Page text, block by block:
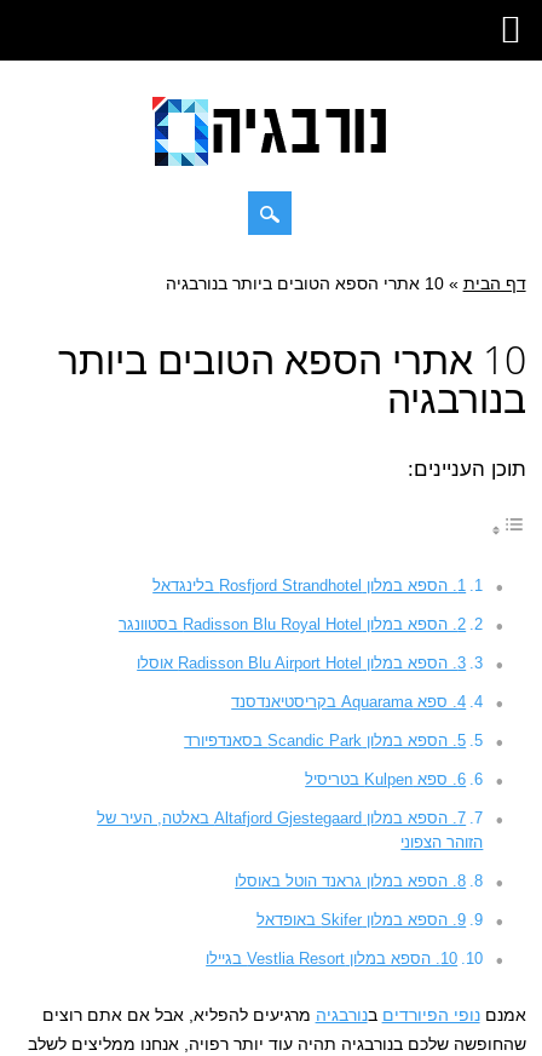
Main menu
Skip
דף הבית »10 אתרי הספא הטובים ביותר בנורבגיה
10 אתרי הספא הטובים ביותר
בנורבגיה
תוכן העניינים:
1. הספא במלון Rosfjord Strandhotel בלינגדאל
2. הספא במלון Radisson Blu Royal Hotel בסטוונגר
3. הספא במלון Radisson Blu Airport Hotel אוסלו
4. ספא Aquarama בקריסטיאנדסנד
5. הספא במלון Scandic Park בסאנדפיורד
6. ספא Kulpen בטריסיל
7. הספא במלון Altafjord Gjestegaard באלטה, העיר של
הזוהר הצפוני
8. הספא במלון גראנד הוטל באוסלו
9. הספא במלון Skifer באופדאל
10. הספא במלון Vestlia Resort בגיילו
אמנםנופי הפיורדים בנורבגיה מרגיעים להפליא, אבל אם אתם רוצים
שהחופשה שלכם בנורבגיה תהיה עוד יותר רפויה, אנחנו ממליצים לשלב